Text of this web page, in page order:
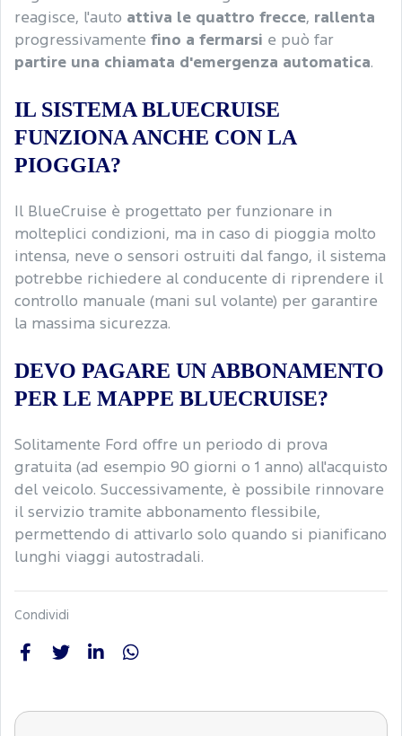
reagisce, l'auto attiva le quattro frecce, rallenta
progressivamente fino a fermarsi e può far
partire una chiamata d'emergenza automatica.
IL SISTEMA BLUECRUISE
FUNZIONA ANCHE CON LA
PIOGGIA?
Il BlueCruise è progettato per funzionare in
molteplici condizioni, ma in caso di pioggia molto
intensa, neve o sensori ostruiti dal fango, il sistema
potrebbe richiedere al conducente di riprendere il
controllo manuale (mani sul volante) per garantire
la massima sicurezza.
DEVO PAGARE UN ABBONAMENTO
PER LE MAPPE BLUECRUISE?
Solitamente Ford offre un periodo di prova
gratuita (ad esempio 90 giorni o 1 anno) all'acquisto
del veicolo. Successivamente, è possibile rinnovare
il servizio tramite abbonamento flessibile,
permettendo di attivarlo solo quando si pianificano
lunghi viaggi autostradali.
Condividi